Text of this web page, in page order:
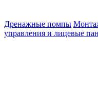
Дренажные помпы
управления и лицевые